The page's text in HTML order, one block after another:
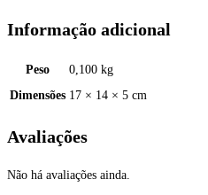
Informação adicional
Peso
0,100 kg
Dimensões 17 × 14 × 5 cm
Avaliações
Não há avaliações ainda.